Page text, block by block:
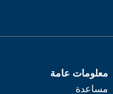
معلومات عامة
مساعدة